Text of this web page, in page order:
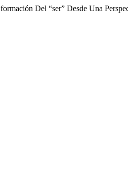
Del “ser” Desde Una